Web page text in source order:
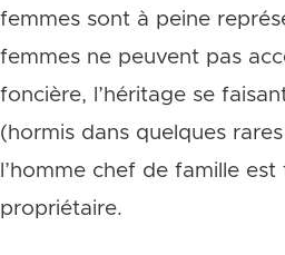
femmes sont à peine
femmes ne peuvent pas
foncière, l’héritage se
(hormis dans quelques
l’homme chef de famille
propriétaire.